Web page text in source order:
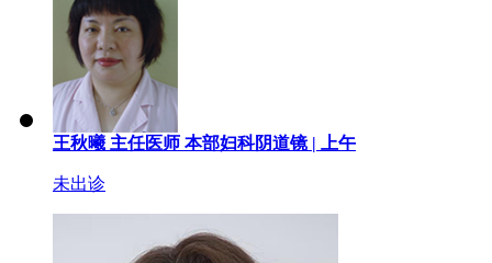
王秋曦 主任医师 本部妇科阴道镜 | 上午
未出诊